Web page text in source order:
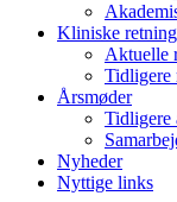
Kliniske
Aktuelle
Tidligere
Årsmøder
Tidligere
Nyheder
Nyttige links